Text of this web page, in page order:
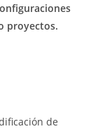
proyectos.
de